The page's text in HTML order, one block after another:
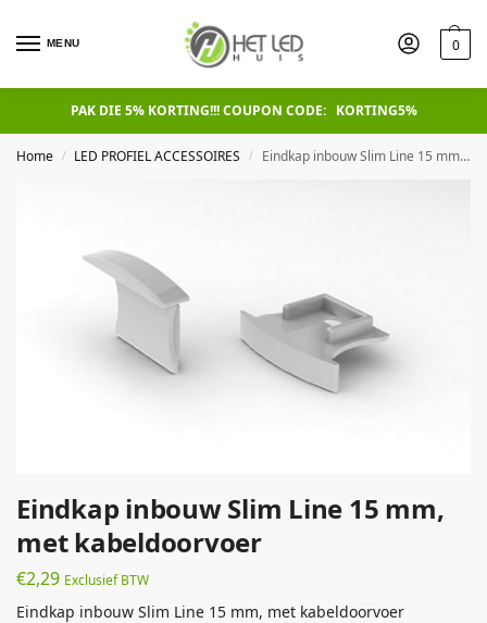
MENU 0
PAK DIE 5% KORTING!!! COUPON CODE: KORTING5%
Home / LED PROFIEL ACCESSOIRES / Eindkap inbouw Slim Line 15 mm, met kabeldoorvoer
Eindkap inbouw Slim Line 15 mm,
met kabeldoorvoer
€2,29 Exclusief BTW
Eindkap inbouw Slim Line 15 mm, met kabeldoorvoer